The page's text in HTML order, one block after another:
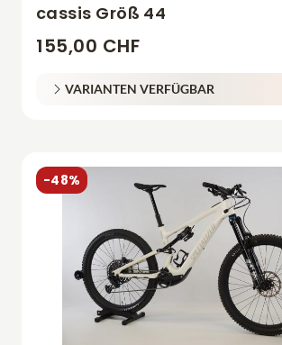
cassis Größ 44
155,00 CHF
VARIANTEN VERFÜGBAR
-48%